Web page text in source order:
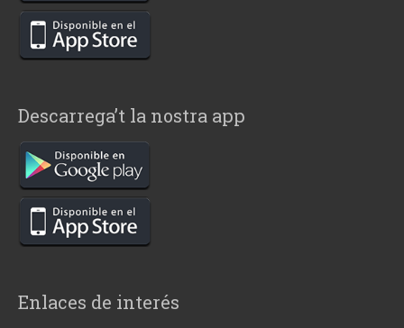
Descarrega’t la nostra app
Enlaces de interés